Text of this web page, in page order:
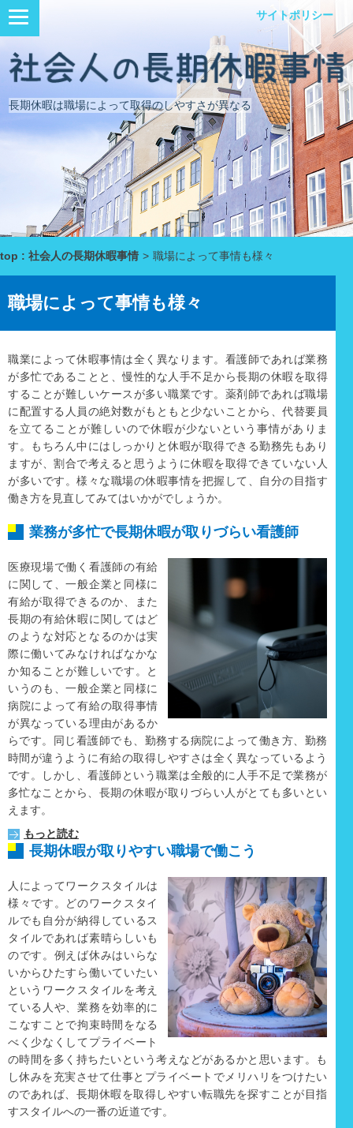
サイトポリシー
長期休暇は職場によって取得のしやすさが異なる
top : 社会人の長期休暇事情 > 職場によって事情も様々
職場によって事情も様々
職業によって休暇事情は全く異なります。看護師であれば業務
が多忙であることと、慢性的な人手不足から長期の休暇を取得
することが難しいケースが多い職業です。薬剤師であれば職場
に配置する人員の絶対数がもともと少ないことから、代替要員
を立てることが難しいので休暇が少ないという事情がありま
す。もちろん中にはしっかりと休暇が取得できる勤務先もあり
ますが、割合で考えると思うように休暇を取得できていない人
が多いです。様々な職場の休暇事情を把握して、自分の目指す
働き方を見直してみてはいかがでしょうか。
業務が多忙で長期休暇が取りづらい看護師
医療現場で働く看護師の有給
に関して、一般企業と同様に
有給が取得できるのか、また
長期の有給休暇に関してはど
のような対応となるのかは実
際に働いてみなければなかな
か知ることが難しいです。と
いうのも、一般企業と同様に
病院によって有給の取得事情
が異なっている理由があるか
らです。同じ看護師でも、勤務する病院によって働き方、勤務
時間が違うように有給の取得しやすさは全く異なっているよう
です。しかし、看護師という職業は全般的に人手不足で業務が
多忙なことから、長期の休暇が取りづらい人がとても多いとい
えます。
もっと読む
長期休暇が取りやすい職場で働こう
人によってワークスタイルは
様々です。どのワークスタイ
ルでも自分が納得しているス
タイルであれば素晴らしいも
のです。例えば休みはいらな
いからひたすら働いていたい
というワークスタイルを考え
ている人や、業務を効率的に
こなすことで拘束時間をなる
べく少なくしてプライベート
の時間を多く持ちたいという考えなどがあるかと思います。も
し休みを充実させて仕事とプライベートでメリハリをつけたい
のであれば、長期休暇を取得しやすい転職先を探すことが目指
すスタイルへの一番の近道です。